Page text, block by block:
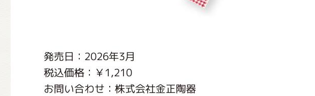
発売日：2026年3月
税込価格：￥1,210
お問い合わせ：株式会社金正陶器
くまのがっこう しょくいんしつ